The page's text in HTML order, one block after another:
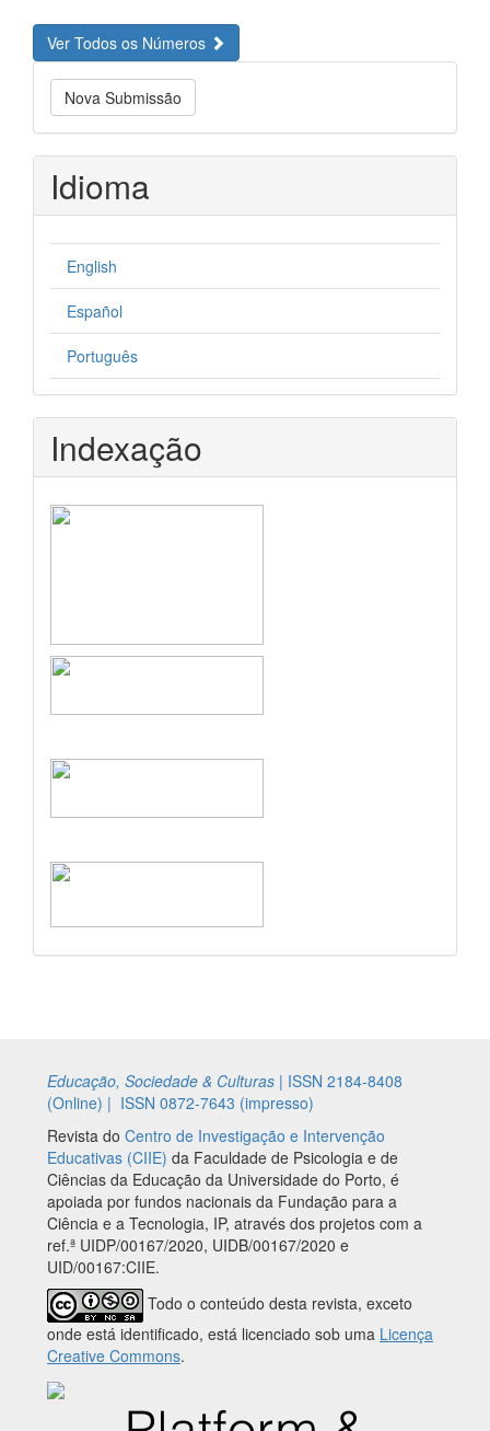
Ver Todos os Números
Nova
Submissão
Nova Submissão
Idioma
English
Español
Português
Indexação
Educação, Sociedade & Culturas | ISSN 2184-8408
(Online) | ISSN 0872-7643 (impresso)
Revista do Centro de Investigação e Intervenção
Educativas (CIIE) da Faculdade de Psicologia e de
Ciências da Educação da Universidade do Porto, é
apoiada por fundos nacionais da Fundação para a
Ciência e a Tecnologia, IP, através dos projetos com a
ref.ª UIDP/00167/2020, UIDB/00167/2020 e
UID/00167:CIIE.
Todo o conteúdo desta revista, exceto
onde está identificado, está licenciado sob uma Licença
Creative Commons.